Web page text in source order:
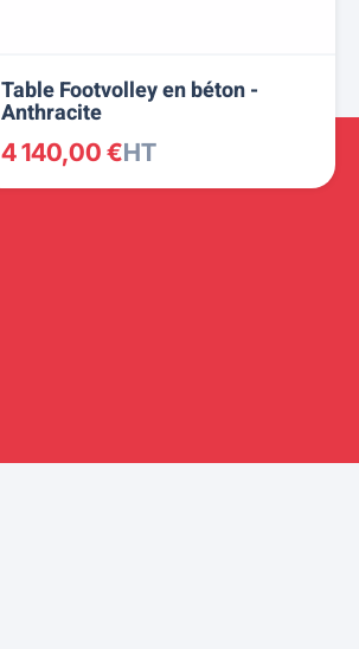
Table Footvolley en béton -
Anthracite
4 140,00 €HT